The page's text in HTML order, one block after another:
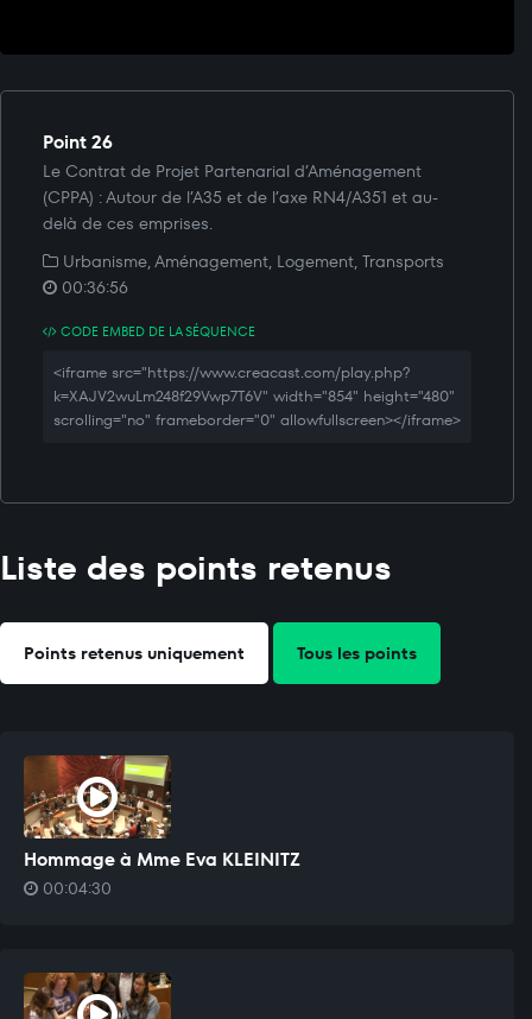
Point 26
Le Contrat de Projet Partenarial d’Aménagement
(CPPA) : Autour de l’A35 et de l’axe RN4/A351 et au-
delà de ces emprises.
Urbanisme, Aménagement, Logement, Transports
00:36:56
CODE EMBED DE LA SÉQUENCE
<iframe src="https://www.creacast.com/play.php?
k=XAJV2wuLm248f29Vwp7T6V" width="854" height="480"
scrolling="no" frameborder="0" allowfullscreen></iframe>
Liste des points retenus
Points retenus uniquement Tous les points
Hommage à Mme Eva KLEINITZ
00:04:30